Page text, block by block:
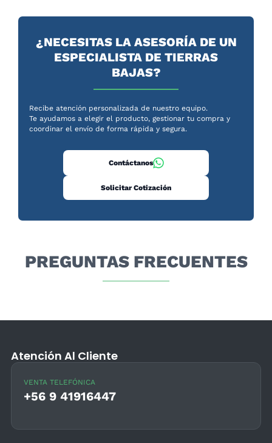
¿NECESITAS LA ASESORÍA DE UN
ESPECIALISTA DE TIERRAS
BAJAS?
Recibe atención personalizada de nuestro equipo.
Te ayudamos a elegir el producto, gestionar tu compra y
coordinar el envío de forma rápida y segura.
Contáctanos
Solicitar Cotización
PREGUNTAS FRECUENTES
Atención Al Cliente
VENTA TELEFÓNICA
+56 9 41916447